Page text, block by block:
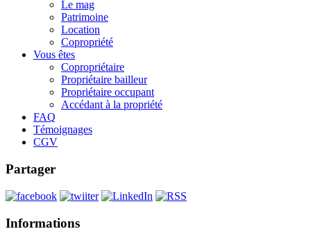
Le mag
Patrimoine
Location
Copropriété
Vous êtes
Copropriétaire
Propriétaire bailleur
Propriétaire occupant
Accédant à la propriété
FAQ
Témoignages
CGV
Partager
Informations